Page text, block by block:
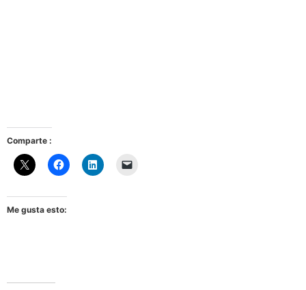
Comparte :
Me gusta esto: